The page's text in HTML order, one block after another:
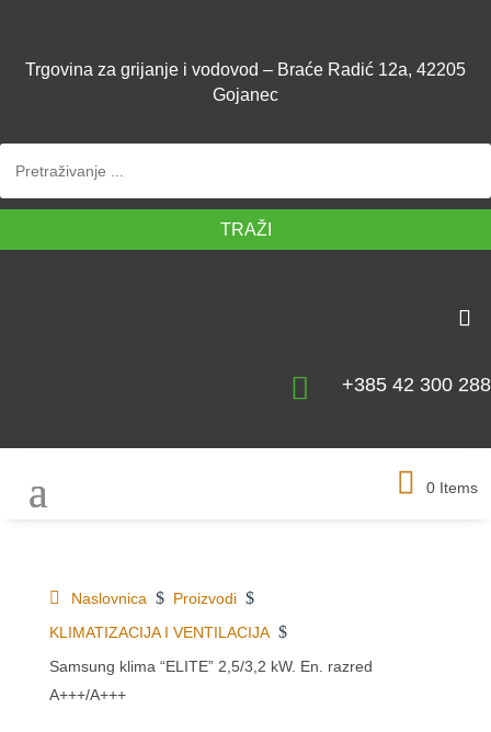
Trgovina za grijanje i vodovod – Braće Radić 12a, 42205
Gojanec
TRAŽI
 +385 42 300 288
0 Items
Naslovnica $ Proizvodi $
KLIMATIZACIJA I VENTILACIJA $
Samsung klima “ELITE” 2,5/3,2 kW. En. razred
A+++/A+++